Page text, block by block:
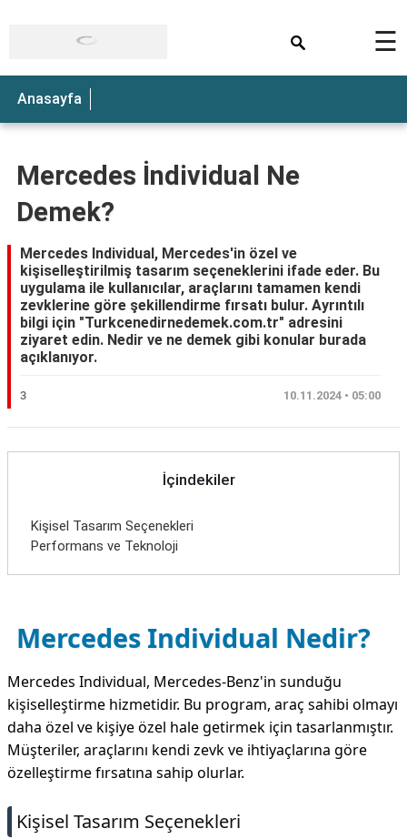
☰
Anasayfa
Mercedes İndividual Ne
Demek?
Mercedes Individual, Mercedes'in özel ve
kişiselleştirilmiş tasarım seçeneklerini ifade eder. Bu
uygulama ile kullanıcılar, araçlarını tamamen kendi
zevklerine göre şekillendirme fırsatı bulur. Ayrıntılı
bilgi için "Turkcenedirnedemek.com.tr" adresini
ziyaret edin. Nedir ve ne demek gibi konular burada
açıklanıyor.
3 10.11.2024 • 05:00
İçindekiler
Kişisel Tasarım Seçenekleri
Performans ve Teknoloji
Mercedes Individual Nedir?
Mercedes Individual, Mercedes-Benz'in sunduğu
kişiselleştirme hizmetidir. Bu program, araç sahibi olmayı
daha özel ve kişiye özel hale getirmek için tasarlanmıştır.
Müşteriler, araçlarını kendi zevk ve ihtiyaçlarına göre
özelleştirme fırsatına sahip olurlar.
Kişisel Tasarım Seçenekleri